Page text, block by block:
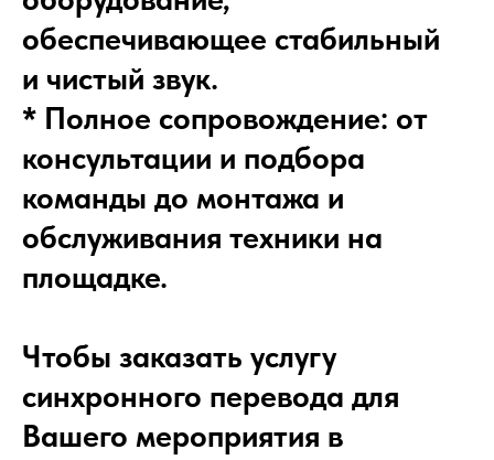
обеспечивающее стабильный
и чистый звук.
* Полное сопровождение: от
консультации и подбора
команды до монтажа и
обслуживания техники на
площадке.
Чтобы заказать услугу
синхронного перевода для
Вашего мероприятия в